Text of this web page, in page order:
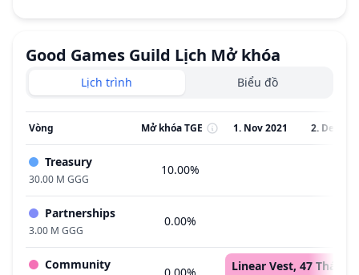
Good Games Guild Lịch Mở khóa
Lịch trình Biểu đồ
Vòng Mở khóa TGE 1. Nov 2021 2. Dec
Treasury
30.00 M GGG
10.00%
Partnerships
3.00 M GGG
0.00%
Community Linear Vest, 47 Tháng